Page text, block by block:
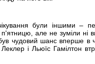
були іншими –
але не зуміли ні
чудовий шанс вперше в
і Льюїс Гамілтон